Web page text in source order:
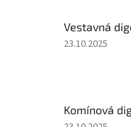
z
5
Hodnocení
5
hvězdiček.
23.10.2025
Komínová